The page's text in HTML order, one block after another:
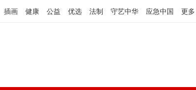
插画 健康 公益 优选 法制 守艺中华 应急中国 更多